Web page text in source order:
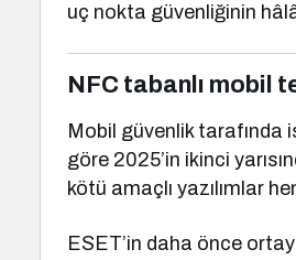
uç nokta güvenliğinin
NFC tabanlı mobil
Mobil güvenlik tarafında
göre 2025’in ikinci
kötü amaçlı yazılımlar
ESET’in daha önce